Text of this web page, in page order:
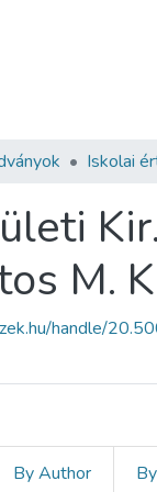
Iskolai
M.
handle/
By Author